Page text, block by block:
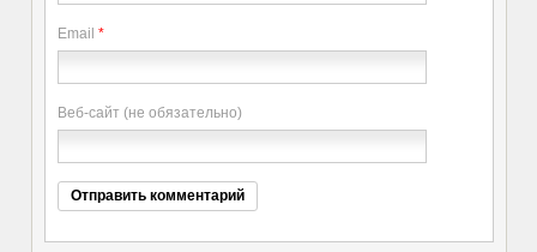
Email *
Веб-сайт (не обязательно)